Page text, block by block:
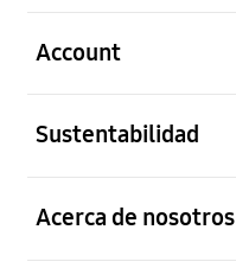
Account
Sustentabilidad
Acerca de nosotros